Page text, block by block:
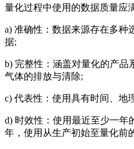
量化过程中使用的数据质量应
a) 准确性：数据来源存在多种
据;
b) 完整性：涵盖对量化的产品
气体的排放与清除;
c) 代表性：使用具有时间、地
d) 时效性：使用最近至少一年
年，使用从生产初始至量化前